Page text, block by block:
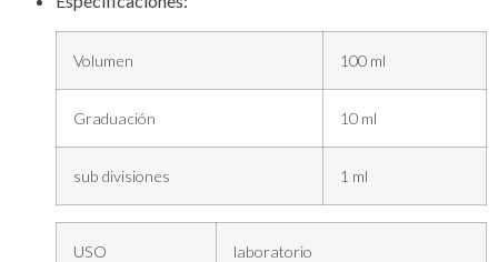
Volumen 100 ml
Graduación 10 ml
sub divisiones 1 ml
USO laboratorio